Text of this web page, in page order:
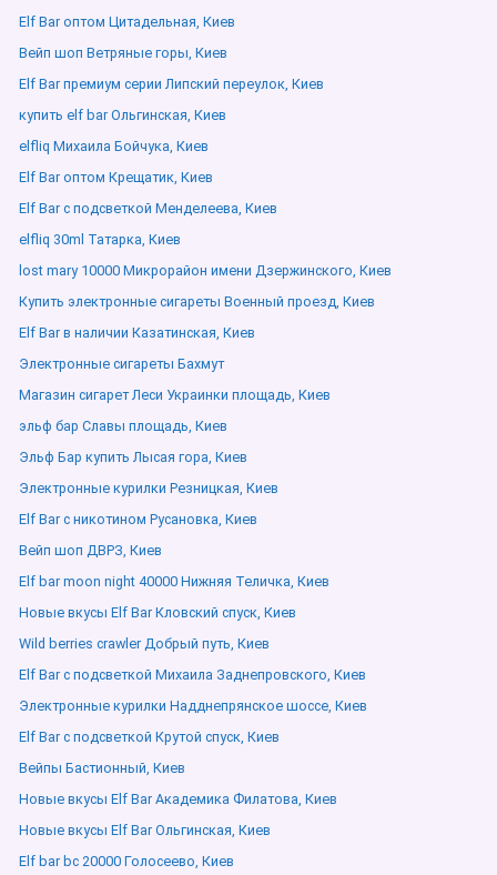
Elf Bar оптом Цитадельная, Киев
Вейп шоп Ветряные горы, Киев
Elf Bar премиум серии Липский переулок, Киев
купить elf bar Ольгинская, Киев
elfliq Михаила Бойчука, Киев
Elf Bar оптом Крещатик, Киев
Elf Bar с подсветкой Менделеева, Киев
elfliq 30ml Татарка, Киев
lost mary 10000 Микрорайон имени Дзержинского, Киев
Купить электронные сигареты Военный проезд, Киев
Elf Bar в наличии Казатинская, Киев
Электронные сигареты Бахмут
Магазин сигарет Леси Украинки площадь, Киев
эльф бар Славы площадь, Киев
Эльф Бар купить Лысая гора, Киев
Электронные курилки Резницкая, Киев
Elf Bar с никотином Русановка, Киев
Вейп шоп ДВРЗ, Киев
Elf bar moon night 40000 Нижняя Теличка, Киев
Новые вкусы Elf Bar Кловский спуск, Киев
Wild berries crawler Добрый путь, Киев
Elf Bar с подсветкой Михаила Заднепровского, Киев
Электронные курилки Надднепрянское шоссе, Киев
Elf Bar с подсветкой Крутой спуск, Киев
Вейпы Бастионный, Киев
Новые вкусы Elf Bar Академика Филатова, Киев
Новые вкусы Elf Bar Ольгинская, Киев
Elf bar bc 20000 Голосеево, Киев